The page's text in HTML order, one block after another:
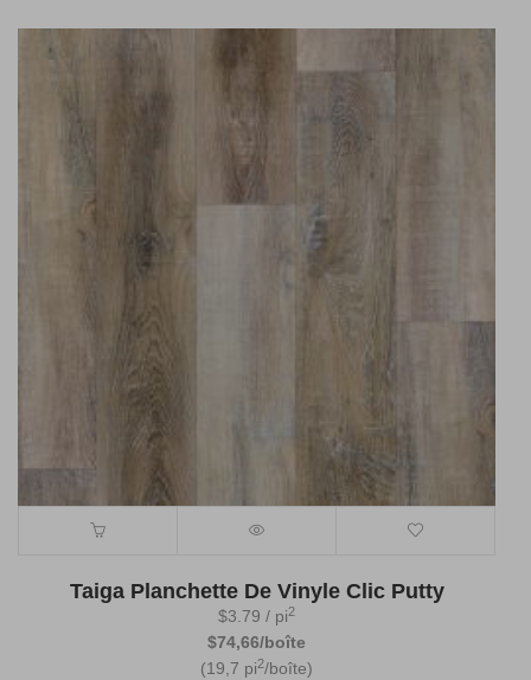
Taiga Planchette De Vinyle Clic Putty
$3.79 / pi2
$74,66/boîte
(19,7 pi2/boîte)